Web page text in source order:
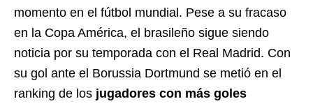
momento en el fútbol mundial. Pese a su fracaso
en la Copa América, el brasileño sigue siendo
noticia por su temporada con el Real Madrid. Con
su gol ante el Borussia Dortmund se metió en el
ranking de los jugadores con más goles